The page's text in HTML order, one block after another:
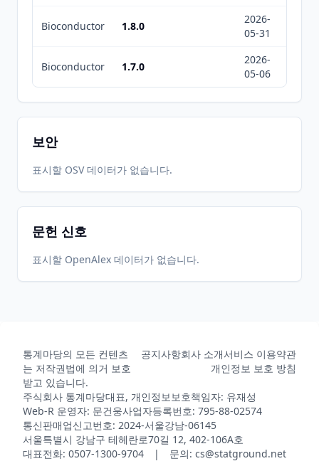
Bioconductor 1.8.0
2026-
05-31
Bioconductor 1.7.0
2026-
05-06
보안
표시할 OSV 데이터가 없습니다.
문헌 신호
표시할 OpenAlex 데이터가 없습니다.
통계마당의 모든 컨텐츠
는 저작권법에 의거 보호
받고 있습니다.
공지사항회사 소개서비스 이용약관
개인정보 보호 방침
주식회사 통계마당대표, 개인정보보호책임자: 유재성
Web-R 운영자: 문건웅사업자등록번호: 795-88-02574
통신판매업신고번호: 2024-서울강남-06145
서울특별시 강남구 테헤란로70길 12, 402-106A호
대표전화: 0507-1300-9704 | 문의: cs@statground.net